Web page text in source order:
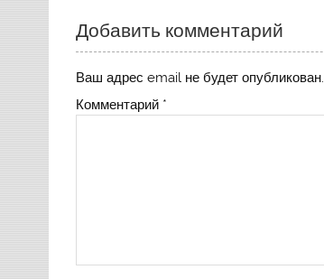
Добавить комментарий
Ваш адрес email не будет опубликован.
Комментарий *